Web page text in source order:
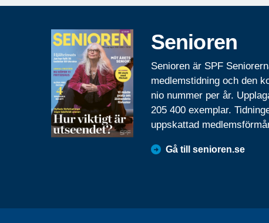
Senioren
Senioren är SPF
medlemstidning och den
nio nummer per år.
205 400 exemplar.
uppskattad
Gå till senioren.se